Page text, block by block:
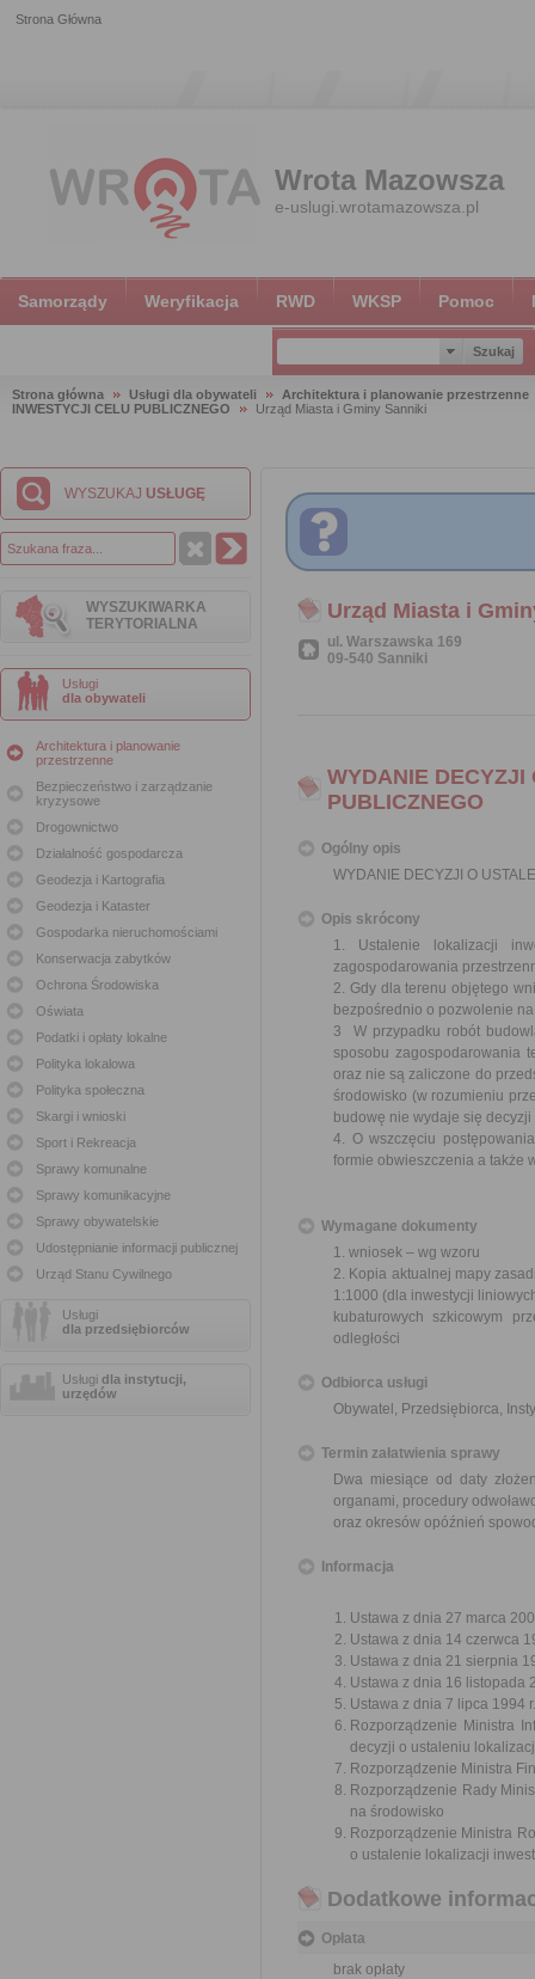
Strona Główna
Wrota Mazowsza
e-uslugi.wrotamazowsza.pl
Samorządy Weryfikacja RWD WKSP Pomoc
Strona główna Usługi dla obywateli
Architektura i planowanie przestrzenne
INWESTYCJI CELU PUBLICZNEGO
Urząd Miasta i Gminy Sanniki
WYSZUKAJ USŁUGĘ
WYSZUKIWARKA
TERYTORIALNA
Usługi
dla obywateli
Architektura i planowanie
przestrzenne
Bezpieczeństwo i zarządzanie
kryzysowe
Drogownictwo
Działalność gospodarcza
Geodezja i Kartografia
Geodezja i Kataster
Gospodarka nieruchomościami
Konserwacja zabytków
Ochrona Środowiska
Oświata
Podatki i opłaty lokalne
Polityka lokalowa
Polityka społeczna
Skargi i wnioski
Sport i Rekreacja
Sprawy komunalne
Sprawy komunikacyjne
Sprawy obywatelskie
Udostępnianie informacji publicznej
Urząd Stanu Cywilnego
Usługi
dla przedsiębiorców
Usługi dla instytucji,
urzędów
Urząd Miasta i
ul. Warszawska 169
09-540 Sanniki
WYDANIE
PUBLICZNEGO
Ogólny opis
WYDANIE DECYZJI O
Opis skrócony
1. Ustalenie lokalizacji
zagospodarowania
2. Gdy dla terenu objętego
bezpośrednio o pozwolenie
3 W przypadku robót
sposobu zagospodarowania
oraz nie są zaliczone do
środowisko (w rozumieniu
budowę nie wydaje się
4. O wszczęciu
formie obwieszczenia a także
Wymagane dokumenty
1. wniosek – wg wzoru
2. Kopia aktualnej mapy
1:1000 (dla inwestycji
kubaturowych szkicowym
odległości
Odbiorca usługi
Obywatel, Przedsiębiorca,
Termin załatwienia sprawy
Dwa miesiące od daty
organami, procedury
oraz okresów opóźnień
Informacja
Ustawa z dnia 27 marca
Ustawa z dnia 14 czerwca
Ustawa z dnia 21 sierpnia
Ustawa z dnia 16 listopada
Ustawa z dnia 7 lipca 1994
Rozporządzenie Ministra
decyzji o ustaleniu
Rozporządzenie Ministra
Rozporządzenie Rady
na środowisko
Rozporządzenie Ministra
o ustalenie lokalizacji
Dodatkowe
Opłata
brak opłaty